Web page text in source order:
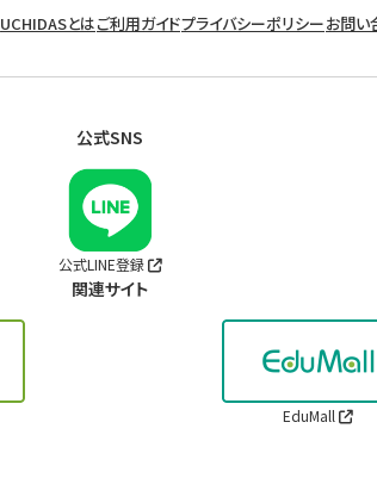
UCHIDASとはご利用ガイドプライバシーポリシーお問い
公式SNS
公式LINE登録
関連サイト
EduMall